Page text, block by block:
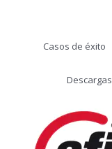
contenidoCasos de éxito
Descargas